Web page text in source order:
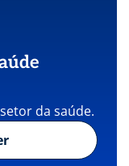
da saúde.